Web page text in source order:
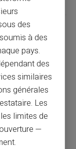
à
des
à des
pays.
des
similaires
générales
Les
limites de
—